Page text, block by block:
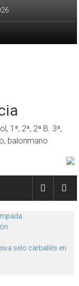
1ª, 2ª, 2ª B. 3ª,
balonmano
selo carballés en